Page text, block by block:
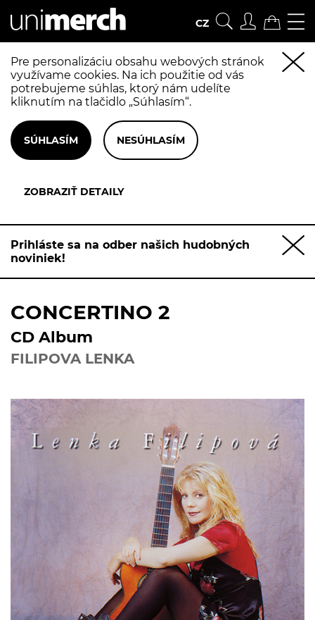
CZ
Pre personalizáciu obsahu webových stránok
využívame cookies. Na ich použitie od vás
potrebujeme súhlas, ktorý nám udelíte
kliknutím na tlačidlo „Súhlasím“.
Prihláste sa na odber našich hudobných
noviniek!
CONCERTINO 2
CD Album
FILIPOVA LENKA